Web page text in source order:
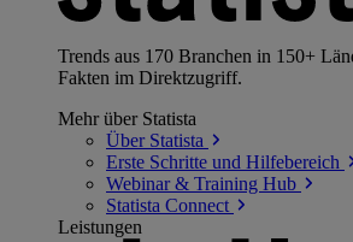
Trends aus 170 Branchen in 150+
Fakten im Direktzugriff.
Mehr über Statista
Über Statista
Erste Schritte und Hilfebereich
Webinar & Training Hub
Statista Connect
Leistungen